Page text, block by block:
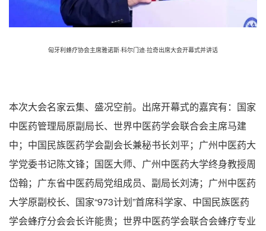
匈牙利蜂疗协会主席雅诺斯·科尔门迪·拉奇出席大会开幕式并讲话
本次大会名家云集、盛况空前。出席开幕式的嘉宾有：国家
中医药管理局原副局长、世界中医药学会联合会主席马建
中；中国民族医药学会副会长兼秘书长刘平；广州中医药大
学党委书记陈文锋；国医大师、广州中医药大学终身教授周
岱翰；广东省中医药局党组成员、副局长刘涛；广州中医药
大学原副校长、国家“973计划”首席科学家、中国民族医药
学会蜂疗分会会长许能贵；世界中医药学会联合会蜂疗专业